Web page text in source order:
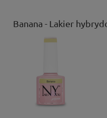
Banana - Lakier